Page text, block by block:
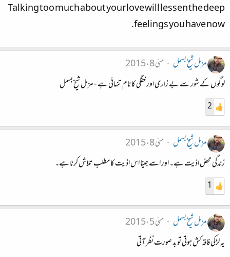
Talking too much about your love will lessen the deep
feelings you have now.
مزمل شیخ بسمل
مئی 8، 2015
لوگوں کے شور سے بے زاری اور خفگی کا نام تنہائی ہے - مزمل شیخ بسمل
2
مزمل شیخ بسمل
مئی 8، 2015
زندگی محض اذیت ہے۔ اور اسے جینا اس اذیت کا مطلب تلاش کرنا ہے۔
1
مزمل شیخ بسمل
مئی 5، 2015
یہ لڑکی فاقہ کش ہوتی تو بد صورت نظر آتی